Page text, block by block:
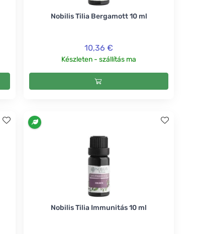
Nobilis Tilia Bergamott 10 ml
10,36 €
Készleten - szállítás ma
Nobilis Tilia Immunitás 10 ml